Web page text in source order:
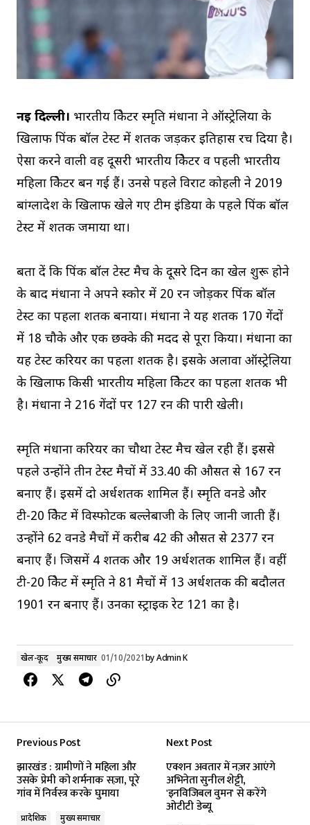
नई दिल्ली। भारतीय क्रिकेटर स्मृति मंधाना ने ऑस्ट्रेलिया के
खिलाफ पिंक बॉल टेस्ट में शतक जड़कर इतिहास रच दिया है।
ऐसा करने वाली वह दूसरी भारतीय क्रिकेटर व पहली भारतीय
महिला क्रिकेटर बन गई हैं। उनसे पहले विराट कोहली ने 2019
बांग्लादेश के खिलाफ खेले गए टीम इंडिया के पहले पिंक बॉल
टेस्ट में शतक जमाया था।
बता दें कि पिंक बॉल टेस्ट मैच के दूसरे दिन का खेल शुरू होने
के बाद मंधाना ने अपने स्कोर में 20 रन जोड़कर पिंक बॉल
टेस्ट का पहला शतक बनाया। मंधाना ने यह शतक 170 गेंदों
में 18 चौके और एक छक्के की मदद से पूरा किया। मंधाना का
यह टेस्ट करियर का पहला शतक है। इसके अलावा ऑस्ट्रेलिया
के खिलाफ किसी भारतीय महिला क्रिकेटर का पहला शतक भी
है। मंधाना ने 216 गेंदों पर 127 रन की पारी खेली।
स्मृति मंधाना करियर का चौथा टेस्ट मैच खेल रही हैं। इससे
पहले उन्होंने तीन टेस्ट मैचों में 33.40 की औसत से 167 रन
बनाए हैं। इसमें दो अर्धशतक शामिल हैं। स्मृति वनडे और
टी-20 क्रिकेट में विस्फोटक बल्लेबाजी के लिए जानी जाती हैं।
उन्होंने 62 वनडे मैचों में करीब 42 की औसत से 2377 रन
बनाए हैं। जिसमें 4 शतक और 19 अर्धशतक शामिल हैं। वहीं
टी-20 क्रिकेट में स्मृति ने 81 मैचों में 13 अर्धशतक की बदौलत
1901 रन बनाए हैं। उनका स्ट्राइक रेट 121 का है।
खेल-कूद मुख्य समाचार 01/10/2021byAdmin K
Previous Post
झारखंड : ग्रामीणों ने महिला और
उसके प्रेमी को शर्मनाक सज़ा, पूरे
गांव में निर्वस्त्र करके घुमाया
प्रादेशिक
मुख्य समाचार
Next Post
एक्शन अवतार में नज़र आएंगे
अभिनेता सुनील शेट्टी,
'इनविजिबल वुमन' से करेंगे
ओटीटी डेब्यू